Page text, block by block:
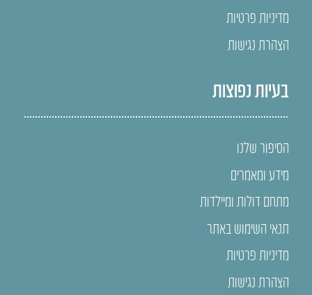
מדיניות פרטיות
הצהרת נגישות
בעיות נפוצות
הסיפור שלנו
מידע ומאמרים
מתחם דולות ומיילדות
תנאי השימוש באתר
מדיניות פרטיות
הצהרת נגישות